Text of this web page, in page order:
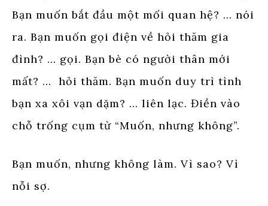
Bạn muốn bắt đầu một mối quan hệ? … nói
ra. Bạn muốn gọi điện về hỏi thăm gia
đình? … gọi. Bạn bè có người thân mới
mất? … hỏi thăm. Bạn muốn duy trì tình
bạn xa xôi vạn dặm? … liên lạc. Điền vào
chỗ trống cụm từ “Muốn, nhưng không”.
Bạn muốn, nhưng không làm. Vì sao? Vì
nỗi sợ.